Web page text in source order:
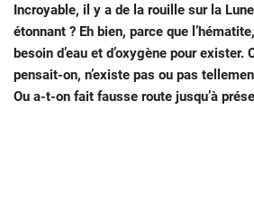
Incroyable, il y a de la rouille sur la
étonnant ? Eh bien, parce que
besoin d’eau et d’oxygène pour exister.
pensait-on, n’existe pas ou pas
Ou a-t-on fait fausse route jusqu’à